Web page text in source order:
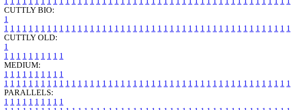
CUTTLY BIO:
1
1 1 1 1 1 1 1 1 1 1 1 1 1 1 1 1 1 1 1 1 1 1 1 1 1 1 1 1 1 1 1 1 1 1 1 1 1 1 1 1 1 1 1 1 1 1 1
CUTTLY OLD:
1
1 1 1 1 1 1 1 1 1 1
MEDIUM:
1 1 1 1 1 1 1 1 1 1
1 1 1 1 1 1 1 1 1 1 1 1 1 1 1 1 1 1 1 1 1 1 1 1 1 1 1 1 1 1 1 1 1 1 1 1 1 1 1 1 1 1 1 1 1 1 1
PARALLELS:
1 1 1 1 1 1 1 1 1 1